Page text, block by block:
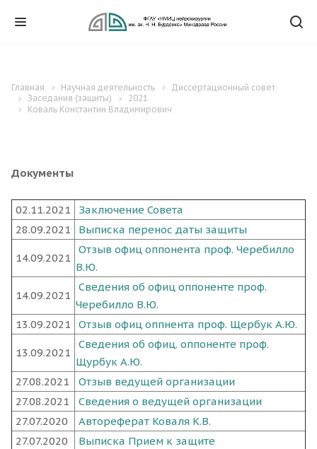
Главная Научная деятельность
Диссертационный совет
Заседания (защиты)
2021
Коваль Константин Владимирович
Документы
02.11.2021
Заключение Совета
28.09.2021
Выписка перенос даты защиты
14.09.2021
Отзыв офиц оппонента проф. Черебилло
В.Ю.
14.09.2021
Сведения об офиц оппоненте проф.
Черебилло В.Ю.
13.09.2021
Отзыв офиц оппнента проф. Щербук А.Ю.
13.09.2021
Сведения об офиц. оппоненте проф.
Щурбук А.Ю.
27.08.2021
Отзыв ведущей организации
27.08.2021
Сведения о ведущей организации
27.07.2020
Автореферат Коваля К.В.
27.07.2020
Выписка Прием к защите